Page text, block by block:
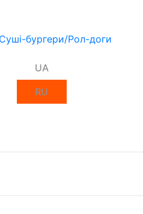
Суші-бургери/Рол-доги
UA
RU